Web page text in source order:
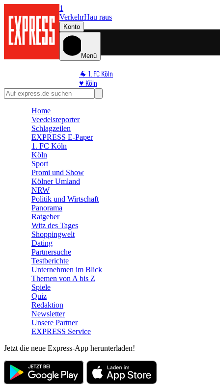
1
VerkehrHau raus
Konto
Menü
🐐 1. FC Köln
♥️ Köln
⭐ Promi
🛒 Shoppingwelt
Home
Veedelsreporter
Schlagzeilen
EXPRESS E-Paper
1. FC Köln
Köln
Sport
Promi und Show
Kölner Umland
NRW
Politik und Wirtschaft
Panorama
Ratgeber
Witz des Tages
Shoppingwelt
Dating
Partnersuche
Testberichte
Unternehmen im Blick
Themen von A bis Z
Spiele
Quiz
Redaktion
Newsletter
Unsere Partner
EXPRESS Service
Jetzt die neue Express-App herunterladen!